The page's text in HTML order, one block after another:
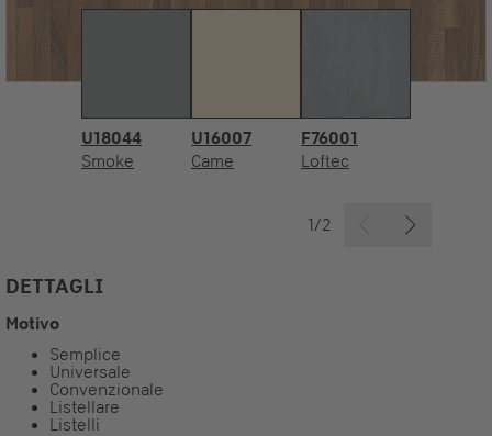
U18044
Smoke
U16007
Came
F76001
Loftec
1/2
DETTAGLI
Motivo
Semplice
Universale
Convenzionale
Listellare
Listelli